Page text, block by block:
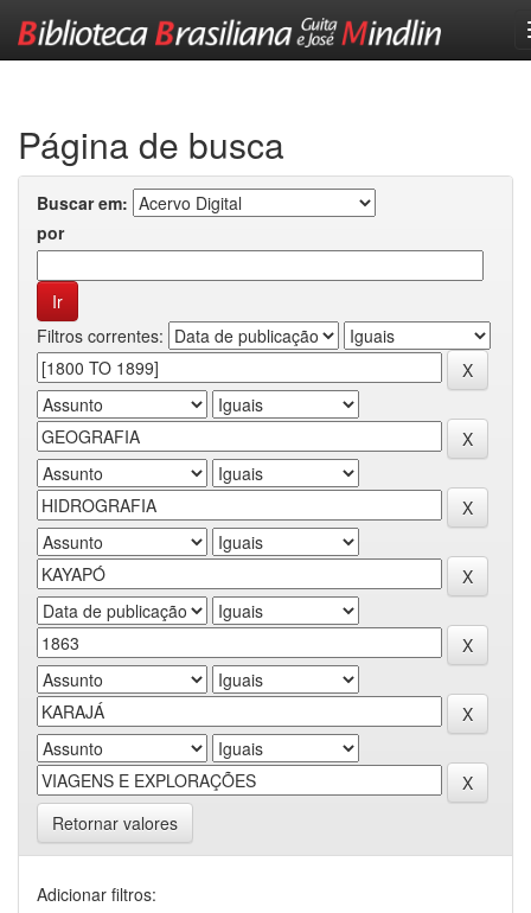
Página de busca
Buscar em:
por
Filtros correntes:
Retornar valores
Adicionar filtros: